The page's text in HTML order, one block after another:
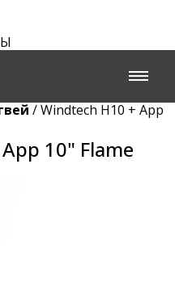
/ Windtech H10 + App
10" Flame